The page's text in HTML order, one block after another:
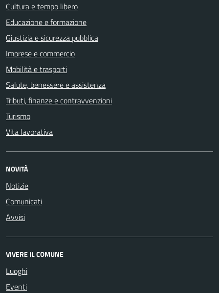
Cultura e tempo libero
Educazione e formazione
Giustizia e sicurezza pubblica
Imprese e commercio
Mobilità e trasporti
Salute, benessere e assistenza
Tributi, finanze e contravvenzioni
Turismo
Vita lavorativa
NOVITÀ
Notizie
Comunicati
Avvisi
VIVERE IL COMUNE
Luoghi
Eventi